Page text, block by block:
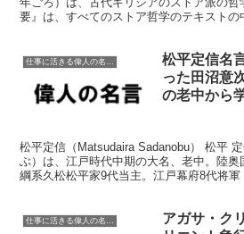
要』は、すべてのストア哲学のテキスト
仕事に活きる偉人の名言格言
松平定信名
った田沼意
の老中から
松平定信（Matsudaira Sadanobu） 松平
ぶ）は、江戸時代中期の大名、老中。陸
綱系久松松平家9代当主。江戸幕府8代将
仕事に活きる偉人の名言格言
アガサ・ク